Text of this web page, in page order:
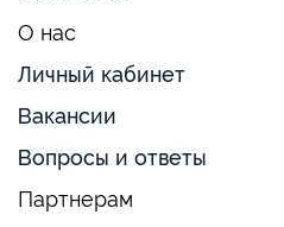
О нас
Личный кабинет
Вакансии
Вопросы и ответы
Партнерам